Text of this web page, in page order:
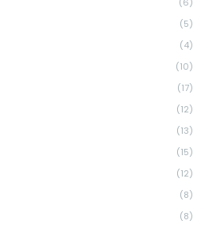
(5)
(4)
(10)
(17)
(12)
(13)
(15)
(12)
(8)
(8)